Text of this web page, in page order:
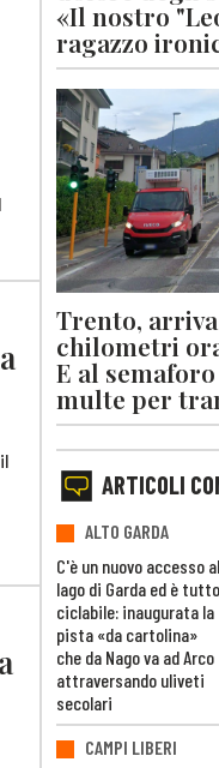
«Il nostro
ragazzo
Trento,
chilometri
E al
multe per
ARTICOLI
ALTO GARDA
C'è un nuovo accesso al
lago di Garda ed è tutto
ciclabile: inaugurata la
pista «da cartolina»
che da Nago va ad Arco
attraversando uliveti
secolari
CAMPI LIBERI